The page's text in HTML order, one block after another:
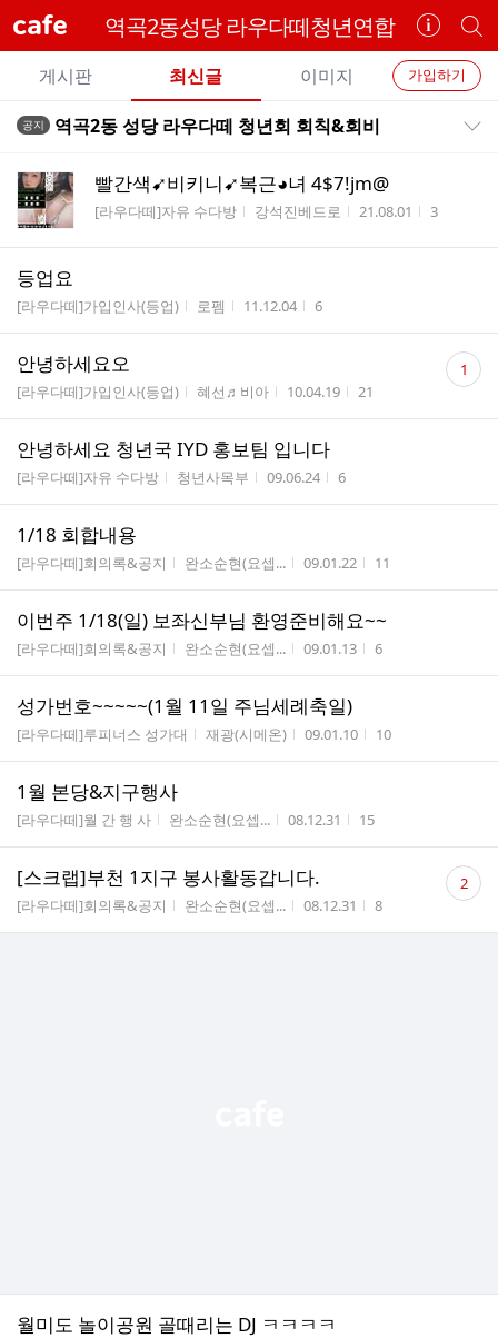
cafe 역곡2동성당 라우다떼청년연합
카
페
정
보
개
별
카
페
검
카
페
메
뉴
가입하기
게시판 최신글 이미지
전
글
트
공지 역곡2동 성당 라우다떼 청년회 회칙&회비
빨간색➹비키니➹복근◕녀 4$7!jm@
게시판명
[라우다떼]자유 수다방 작성자
강석진베드로 작성시간
21.08.01 조회수
3
등업요
게시판명
[라우다떼]가입인사(등업) 작성자
로펨 작성시간
11.12.04 조회수
6
안녕하세요오
게시판명
[라우다떼]가입인사(등업) 작성자
혜선♬비아 작성시간
10.04.19 조회수
21
댓
글 1
안녕하세요 청년국 IYD 홍보팀 입니다
게시판명
[라우다떼]자유 수다방 작성자
청년사목부 작성시간
09.06.24 조회수
6
1/18 회합내용
게시판명
[라우다떼]회의록&공지 작성자
완소순현(요셉... 작성시간
09.01.22 조회수
11
이번주 1/18(일) 보좌신부님 환영준비해요~~
게시판명
[라우다떼]회의록&공지 작성자
완소순현(요셉... 작성시간
09.01.13 조회수
6
성가번호~~~~~(1월 11일 주님세례축일)
게시판명
[라우다떼]루피너스 성가대 작성자
재광(시메온) 작성시간
09.01.10 조회수
10
1월 본당&지구행사
게시판명
[라우다떼]월 간 행 사 작성자
완소순현(요셉... 작성시간
08.12.31 조회수
15
[스크랩]부천 1지구 봉사활동갑니다.
게시판명
[라우다떼]회의록&공지 작성자
완소순현(요셉... 작성시간
08.12.31 조회수
8
댓
글 2
월미도 놀이공원 골때리는 DJ ㅋㅋㅋㅋ